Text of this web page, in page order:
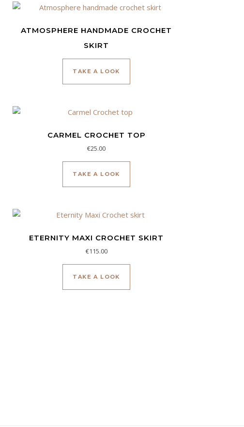
elegir en la página de producto
ATMOSPHERE HANDMADE CROCHET
SKIRT
TAKE A LOOK
tiene múltiples variantes. Las opciones se pueden elegir en la
CARMEL CROCHET TOP
€25.00
TAKE A LOOK
tiene múltiples variantes. Las opciones se pueden elegir en la
ETERNITY MAXI CROCHET SKIRT
€115.00
TAKE A LOOK